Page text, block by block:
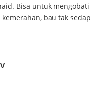
Bisa untuk mengobati
bau tak sedap